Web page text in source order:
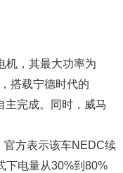
机，其最大功率为
搭载宁德时代的
主完成。同时，威马
官方表示该车NEDC续
下电量从30%到80%